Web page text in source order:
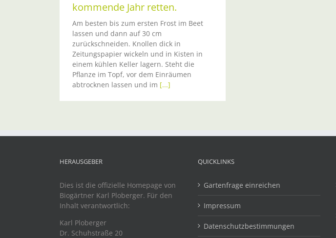
kommende Jahr retten.
Am besten bis zum ersten Frost im Beet
lassen und dann auf 30 cm
zurückschneiden. Knollen dick in
Zeitungspapier wickeln und in Kisten in
einem kühlen Keller lagern. Steht die
Pflanze im Topf, vor dem Einräumen
abtrocknen lassen und im [...]
HERAUSGEBER
Dies ist die offizielle Homepage von
Biogärtner Karl Ploberger. Für den
Inhalt verantwortlich:
Karl Ploberger
Dr. Schuhstraße 20
QUICKLINKS
Gartenfrage einreichen
Impressum
Datenschutzbestimmungen